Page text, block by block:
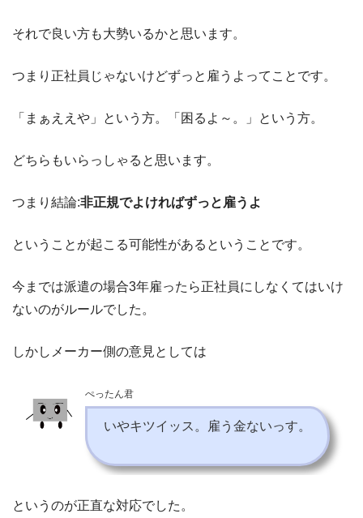
それで良い方も大勢いるかと思います。
つまり正社員じゃないけどずっと雇うよってことです。
「まぁええや」という方。「困るよ～。」という方。
どちらもいらっしゃると思います。
つまり結論:非正規でよければずっと雇うよ
ということが起こる可能性があるということです。
今までは派遣の場合3年雇ったら正社員にしなくてはいけ
ないのがルールでした。
しかしメーカー側の意見としては
ぺったん君
いやキツイッス。雇う金ないっす。
というのが正直な対応でした。